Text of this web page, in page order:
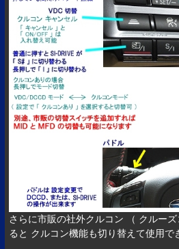
さらに市販の社外クルコン （ クルー
ると クルコン機能も切り替えて使用で